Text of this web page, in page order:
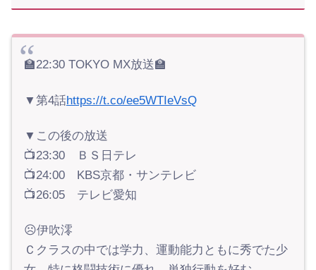
🏫22:30 TOKYO MX放送🏫
▼第4話https://t.co/ee5WTIeVsQ
▼この後の放送
📺23:30 ＢＳ日テレ
📺24:00 KBS京都・サンテレビ
📺26:05 テレビ愛知
☹伊吹澪
Ｃクラスの中では学力、運動能力ともに秀でた少